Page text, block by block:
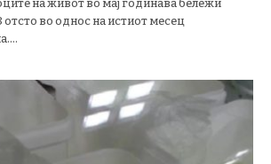
на живот во мај годинава бележи
во однос на истиот месец